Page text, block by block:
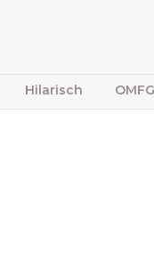
Hilarisch OMFG